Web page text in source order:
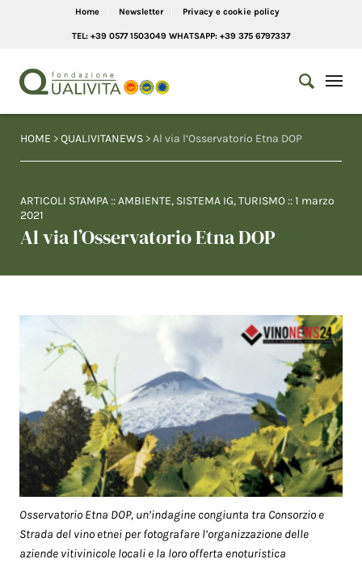
Home Newsletter Privacy e cookie policy
TEL: +39 0577 1503049 WHATSAPP: +39 375 6797337
HOME >QUALIVITANEWS > Al via l’Osservatorio Etna DOP
ARTICOLI STAMPA ::AMBIENTE, SISTEMA IG,TURISMO ::1 marzo
2021
Al via l’Osservatorio Etna DOP
Osservatorio Etna DOP, un’indagine congiunta tra Consorzio e
Strada del vino etnei per fotografare l’organizzazione delle
aziende vitivinicole locali e la loro offerta enoturistica